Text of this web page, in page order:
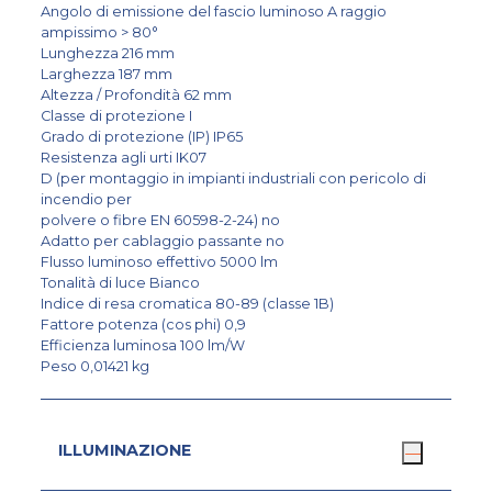
Angolo di emissione del fascio luminoso A raggio
ampissimo > 80°
Lunghezza 216 mm
Larghezza 187 mm
Altezza / Profondità 62 mm
Classe di protezione I
Grado di protezione (IP) IP65
Resistenza agli urti IK07
D (per montaggio in impianti industriali con pericolo di
incendio per
polvere o fibre EN 60598-2-24) no
Adatto per cablaggio passante no
Flusso luminoso effettivo 5000 lm
Tonalità di luce Bianco
Indice di resa cromatica 80-89 (classe 1B)
Fattore potenza (cos phi) 0,9
Efficienza luminosa 100 lm/W
Peso 0,01421 kg
ILLUMINAZIONE